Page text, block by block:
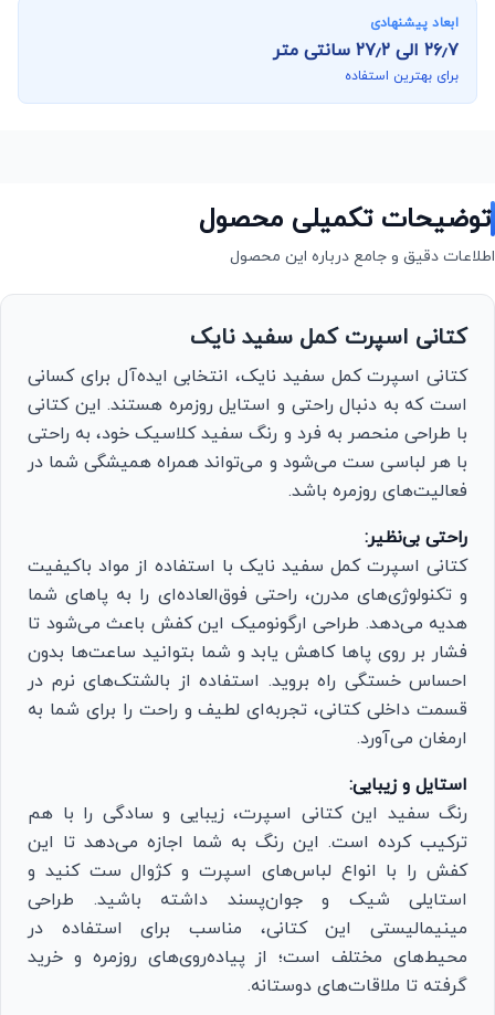
ابعاد پیشنهادی
۲۶٫۷ الی۲۷٫۲سانتی متر
برای بهترین استفاده
توضیحات تکمیلی محصول
اطلاعات دقیق و جامع درباره این محصول
کتانی اسپرت کمل سفید نایک
کتانی اسپرت کمل سفید نایک، انتخابی ایده‌آل برای کسانی
است که به دنبال راحتی و استایل روزمره هستند. این کتانی
با طراحی منحصر به فرد و رنگ سفید کلاسیک خود، به راحتی
با هر لباسی ست می‌شود و می‌تواند همراه همیشگی شما در
فعالیت‌های روزمره باشد.
راحتی بی‌نظیر:
کتانی اسپرت کمل سفید نایک با استفاده از مواد باکیفیت
و تکنولوژی‌های مدرن، راحتی فوق‌العاده‌ای را به پاهای شما
هدیه می‌دهد. طراحی ارگونومیک این کفش باعث می‌شود تا
فشار بر روی پاها کاهش یابد و شما بتوانید ساعت‌ها بدون
احساس خستگی راه بروید. استفاده از بالشتک‌های نرم در
قسمت داخلی کتانی، تجربه‌ای لطیف و راحت را برای شما به
ارمغان می‌آورد.
استایل و زیبایی:
رنگ سفید این کتانی اسپرت، زیبایی و سادگی را با هم
ترکیب کرده است. این رنگ به شما اجازه می‌دهد تا این
کفش را با انواع لباس‌های اسپرت و کژوال ست کنید و
استایلی شیک و جوان‌پسند داشته باشید. طراحی
مینیمالیستی این کتانی، مناسب برای استفاده در
محیط‌های مختلف است؛ از پیاده‌روی‌های روزمره و خرید
گرفته تا ملاقات‌های دوستانه.